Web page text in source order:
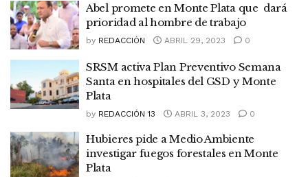
Abel promete en Monte Plata que dará
prioridad al hombre de trabajo
by REDACCIÓN ABRIL 29, 2023 0
SRSM activa Plan Preventivo Semana
Santa en hospitales del GSD y Monte
Plata
by REDACCIÓN 13 ABRIL 3, 2023 0
Hubieres pide a Medio Ambiente
investigar fuegos forestales en Monte
Plata